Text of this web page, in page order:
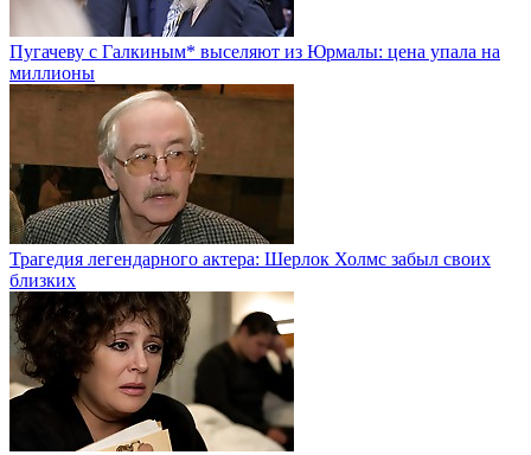
Пугачеву с Галкиным* выселяют из Юрмалы: цена упала на
миллионы
Трагедия легендарного актера: Шерлок Холмс забыл своих
близких